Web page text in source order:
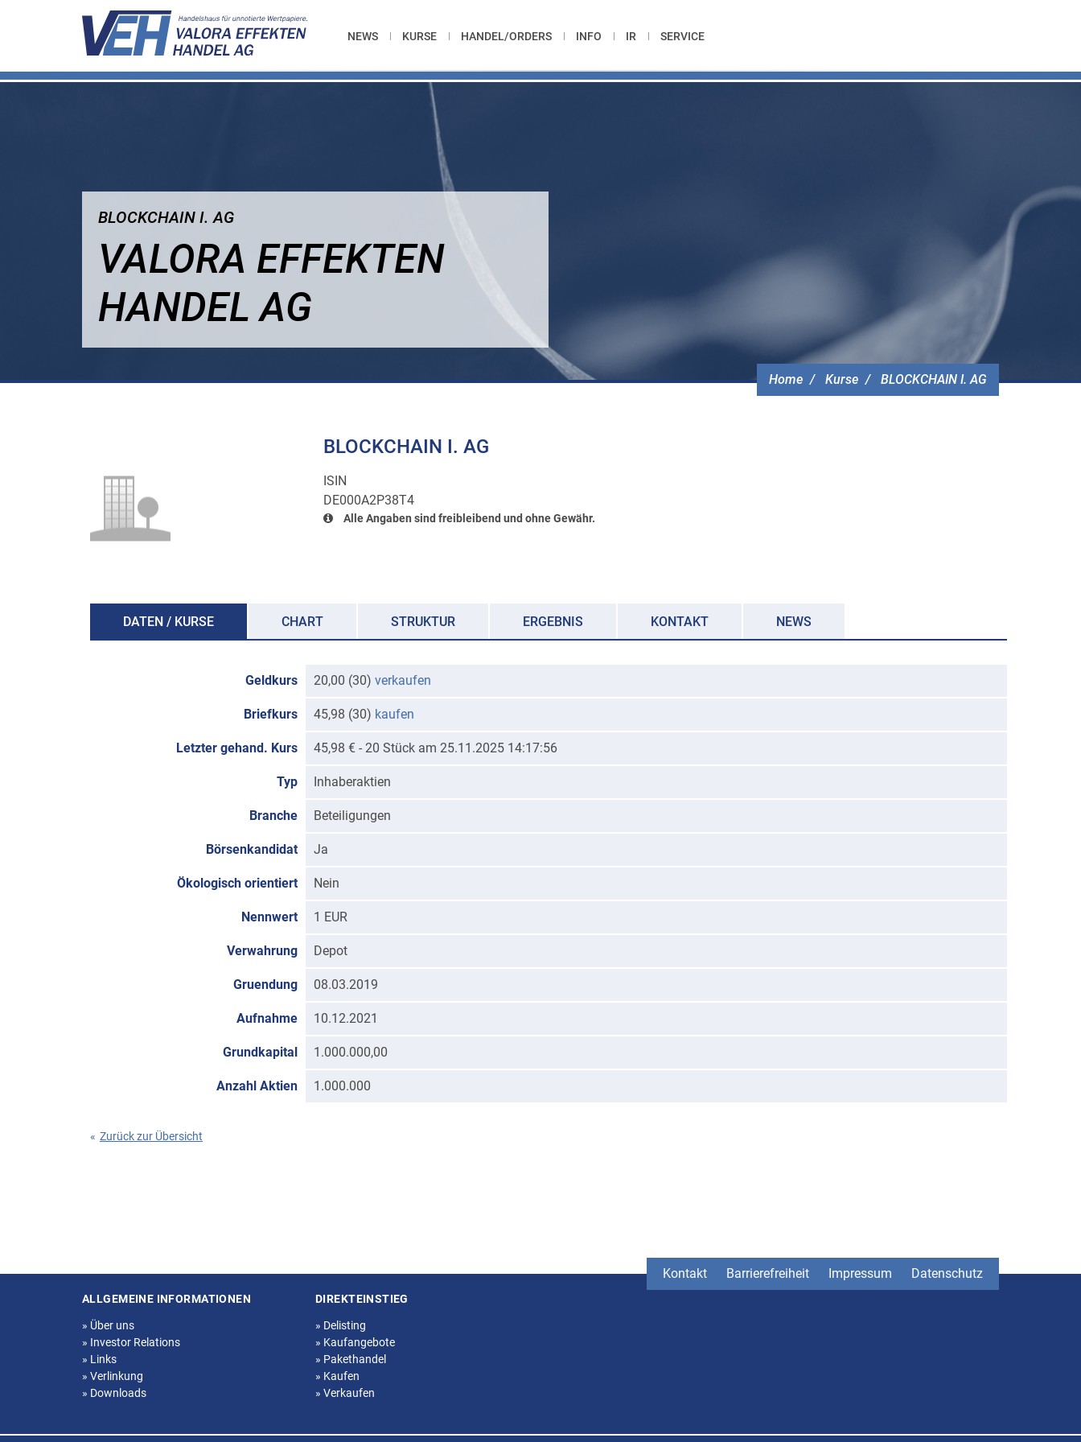
NEWS KURSE HANDEL/ORDERS INFO IR SERVICE
Home Kurse BLOCKCHAIN I. AG
BLOCKCHAIN I. AG
VALORA EFFEKTEN
HANDEL AG
BLOCKCHAIN I. AG
ISIN
DE000A2P38T4
Alle Angaben sind freibleibend und ohne Gewähr.
DATEN / KURSE CHART STRUKTUR ERGEBNIS KONTAKT NEWS
Geldkurs 20,00 (30) verkaufen
Briefkurs 45,98 (30) kaufen
Letzter gehand. Kurs 45,98 € - 20 Stück am 25.11.2025 14:17:56
Typ Inhaberaktien
Branche Beteiligungen
Börsenkandidat Ja
Ökologisch orientiert Nein
Nennwert 1 EUR
Verwahrung Depot
Gruendung 08.03.2019
Aufnahme 10.12.2021
Grundkapital 1.000.000,00
Anzahl Aktien 1.000.000
« Zurück zur Übersicht
Kontakt Barrierefreiheit Impressum Datenschutz
Seitenstruktur
ALLGEMEINE INFORMATIONEN
» Über uns
» Investor Relations
» Links
» Verlinkung
» Downloads
DIREKTEINSTIEG
» Delisting
» Kaufangebote
» Pakethandel
» Kaufen
» Verkaufen